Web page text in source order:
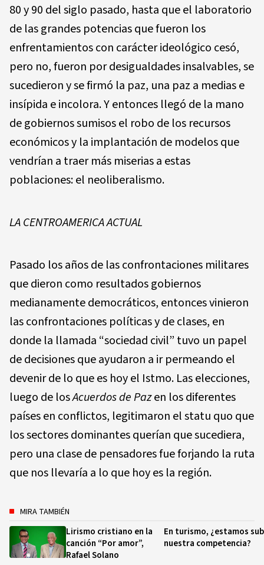
80 y 90 del siglo pasado, hasta que el laboratorio
de las grandes potencias que fueron los
enfrentamientos con carácter ideológico cesó,
pero no, fueron por desigualdades insalvables, se
sucedieron y se firmó la paz, una paz a medias e
insípida e incolora. Y entonces llegó de la mano
de gobiernos sumisos el robo de los recursos
económicos y la implantación de modelos que
vendrían a traer más miserias a estas
poblaciones: el neoliberalismo.
LA CENTROAMERICA ACTUAL
Pasado los años de las confrontaciones militares
que dieron como resultados gobiernos
medianamente democráticos, entonces vinieron
las confrontaciones políticas y de clases, en
donde la llamada “sociedad civil” tuvo un papel
de decisiones que ayudaron a ir permeando el
devenir de lo que es hoy el Istmo. Las elecciones,
luego de losAcuerdos de Pazen los diferentes
países en conflictos, legitimaron el statu quo que
los sectores dominantes querían que sucediera,
pero una clase de pensadores fue forjando la ruta
que nos llevaría a lo que hoy es la región.
MIRA TAMBIÉN
Lirismo cristiano en la
canción “Por amor”,
Rafael Solano
En turismo, ¿estamos
nuestra competencia?